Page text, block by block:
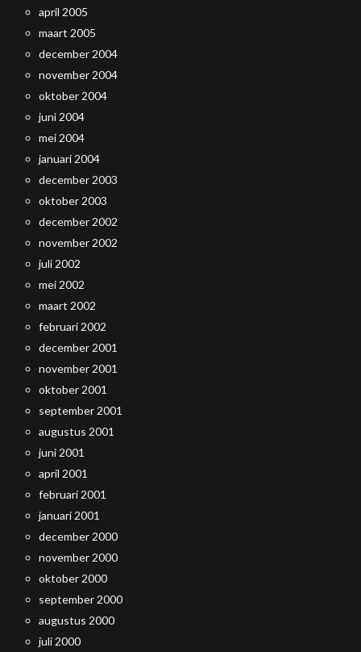
april 2005
maart 2005
december 2004
november 2004
oktober 2004
juni 2004
mei 2004
januari 2004
december 2003
oktober 2003
december 2002
november 2002
juli 2002
mei 2002
maart 2002
februari 2002
december 2001
november 2001
oktober 2001
september 2001
augustus 2001
juni 2001
april 2001
februari 2001
januari 2001
december 2000
november 2000
oktober 2000
september 2000
augustus 2000
juli 2000